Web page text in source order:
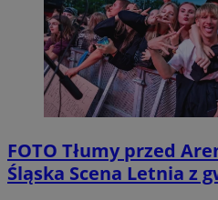
FOTO Tłumy przed
Śląska Scena Letnia z